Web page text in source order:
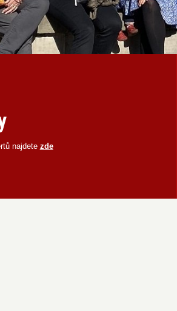
najdete zde